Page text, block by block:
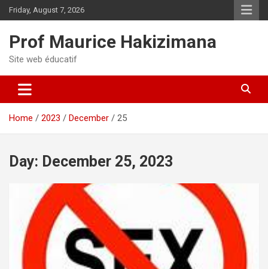
Skip
to
Friday, August 7, 2026
Prof Maurice Hakizimana
Site web éducatif
Home 2023 December 25
Day: December 25, 2023